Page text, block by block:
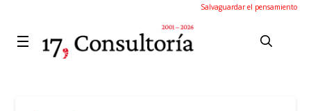
Salvaguardar el pensamiento